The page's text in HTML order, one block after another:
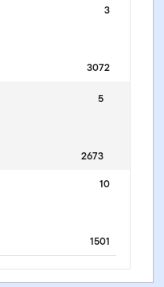
3
3072
5
2673
10
1501
- A (Ydis) USD -